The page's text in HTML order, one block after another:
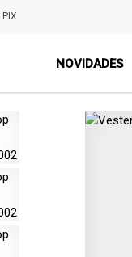
NOVIDADES